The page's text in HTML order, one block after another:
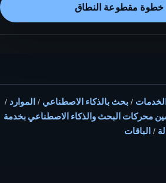
مقطوعة النطاق
/ بحث بالذكاء الاصطناعي / الموارد /
محركات البحث والذكاء الاصطناعي بخدمة
/ الباقات